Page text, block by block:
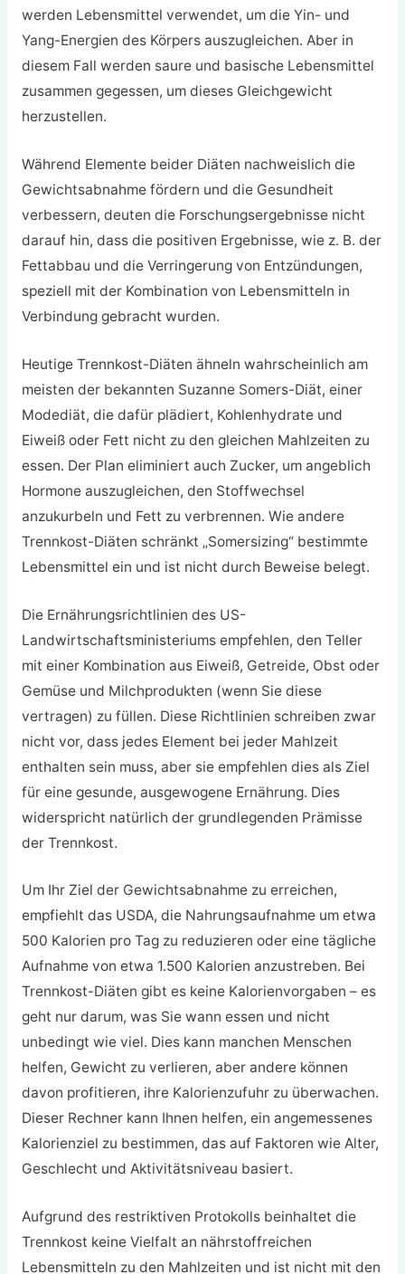
werden Lebensmittel verwendet, um die Yin- und
Yang-Energien des Körpers auszugleichen. Aber in
diesem Fall werden saure und basische Lebensmittel
zusammen gegessen, um dieses Gleichgewicht
herzustellen.
Während Elemente beider Diäten nachweislich die
Gewichtsabnahme fördern und die Gesundheit
verbessern, deuten die Forschungsergebnisse nicht
darauf hin, dass die positiven Ergebnisse, wie z. B. der
Fettabbau und die Verringerung von Entzündungen,
speziell mit der Kombination von Lebensmitteln in
Verbindung gebracht wurden.
Heutige Trennkost-Diäten ähneln wahrscheinlich am
meisten der bekannten Suzanne Somers-Diät, einer
Modediät, die dafür plädiert, Kohlenhydrate und
Eiweiß oder Fett nicht zu den gleichen Mahlzeiten zu
essen. Der Plan eliminiert auch Zucker, um angeblich
Hormone auszugleichen, den Stoffwechsel
anzukurbeln und Fett zu verbrennen. Wie andere
Trennkost-Diäten schränkt „Somersizing“ bestimmte
Lebensmittel ein und ist nicht durch Beweise belegt.
Die Ernährungsrichtlinien des US-
Landwirtschaftsministeriums empfehlen, den Teller
mit einer Kombination aus Eiweiß, Getreide, Obst oder
Gemüse und Milchprodukten (wenn Sie diese
vertragen) zu füllen. Diese Richtlinien schreiben zwar
nicht vor, dass jedes Element bei jeder Mahlzeit
enthalten sein muss, aber sie empfehlen dies als Ziel
für eine gesunde, ausgewogene Ernährung. Dies
widerspricht natürlich der grundlegenden Prämisse
der Trennkost.
Um Ihr Ziel der Gewichtsabnahme zu erreichen,
empfiehlt das USDA, die Nahrungsaufnahme um etwa
500 Kalorien pro Tag zu reduzieren oder eine tägliche
Aufnahme von etwa 1.500 Kalorien anzustreben. Bei
Trennkost-Diäten gibt es keine Kalorienvorgaben – es
geht nur darum, was Sie wann essen und nicht
unbedingt wie viel. Dies kann manchen Menschen
helfen, Gewicht zu verlieren, aber andere können
davon profitieren, ihre Kalorienzufuhr zu überwachen.
Dieser Rechner kann Ihnen helfen, ein angemessenes
Kalorienziel zu bestimmen, das auf Faktoren wie Alter,
Geschlecht und Aktivitätsniveau basiert.
Aufgrund des restriktiven Protokolls beinhaltet die
Trennkost keine Vielfalt an nährstoffreichen
Lebensmitteln zu den Mahlzeiten und ist nicht mit den